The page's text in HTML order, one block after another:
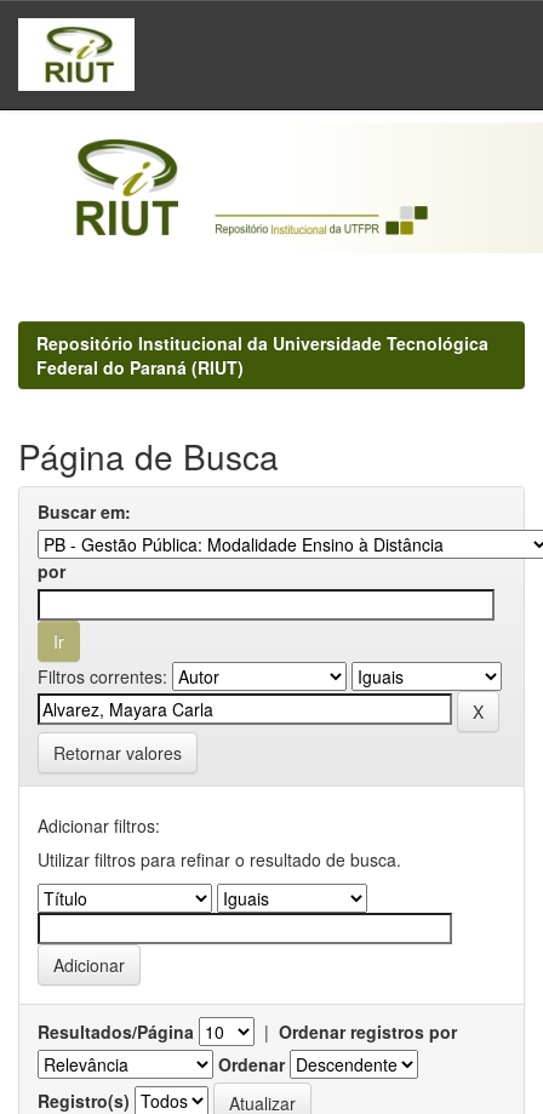
Skip
navigation
Repositório Institucional da Universidade Tecnológica
Federal do Paraná (RIUT)
Página de Busca
Buscar em:
por
Filtros correntes:
Retornar valores
Adicionar filtros:
Utilizar filtros para refinar o resultado de busca.
Resultados/Página | Ordenar registros por
Ordenar
Registro(s)